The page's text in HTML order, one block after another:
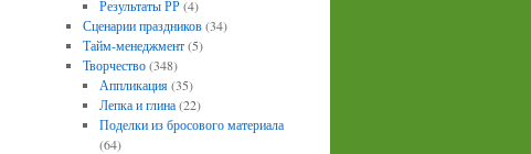
Результаты РР(4)
Сценарии праздников(34)
Тайм-менеджмент(5)
Творчество(348)
Аппликация(35)
Лепка и глина(22)
Поделки из бросового материала
(64)